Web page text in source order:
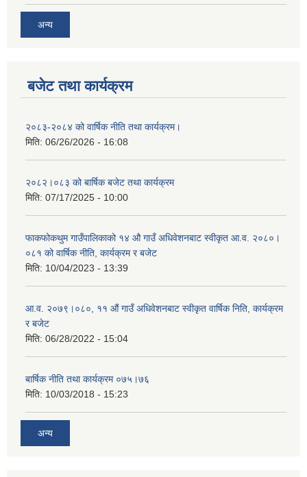
अन्य
बजेट तथा कार्यक्रम
२०८३-२०८४ को वार्षिक नीति तथा कार्यक्रम।
मिति: 06/26/2026 - 16:08
२०८२।०८३ को बार्षिक बजेट तथा कार्यक्रम
मिति: 07/17/2025 - 10:00
फाकफोकथुम गाउँपालिकाको १४ औ गाउँ अधिवेशनबाट स्वीकृत आ.व. २०८०।
०८१ को वार्षिक नीति, कार्यक्रम र बजेट
मिति: 10/04/2023 - 13:39
आ.व. २०७९।०८०, ११ औं गाउँ अधिवेशनबाट स्वीकृत वार्षिक निति, कार्यक्रम
र बजेट
मिति: 06/28/2022 - 15:04
बार्षिक नीति तथा कार्यक्रम ०७५।७६
मिति: 10/03/2018 - 15:23
अन्य